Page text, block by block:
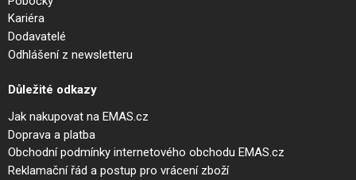
Kariéra
Dodavatelé
Odhlášení z newsletteru
Důležité odkazy
Jak nakupovat na EMAS.cz
Doprava a platba
Obchodní podmínky internetového obchodu EMAS.cz
Reklamační řád a postup pro vrácení zboží